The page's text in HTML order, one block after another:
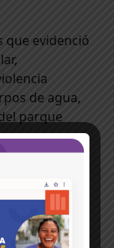
que evidenció
de agua,
parque
aquí